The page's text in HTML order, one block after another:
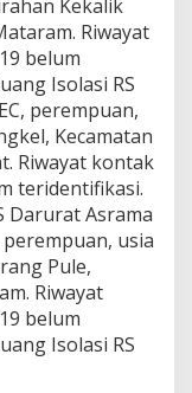
Kekalik
Riwayat
belum
Isolasi RS
perempuan,
Kecamatan
Riwayat kontak
teridentifikasi.
Darurat Asrama
perempuan, usia
Pule,
Riwayat
belum
Isolasi RS